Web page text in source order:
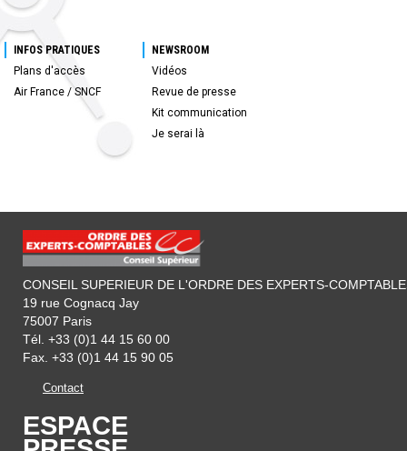
INFOS PRATIQUES
Plans d'accès
Air France / SNCF
NEWSROOM
Vidéos
Revue de presse
Kit communication
Je serai là
CONSEIL SUPERIEUR DE L'ORDRE DES EXPERTS-
19 rue Cognacq Jay
75007 Paris
Tél. +33 (0)1 44 15 60 00
Fax. +33 (0)1 44 15 90 05
Contact
ESPACE